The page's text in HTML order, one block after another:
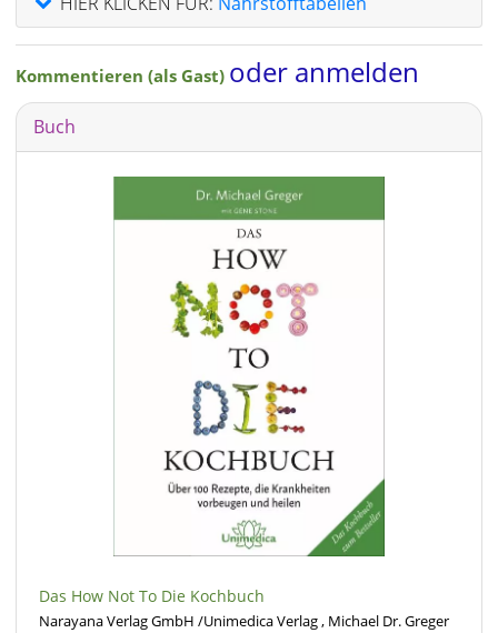
Kommentieren (als Gast) oder anmelden
Buch
Das How Not To Die Kochbuch
Narayana Verlag GmbH /Unimedica Verlag , Michael Dr. Greger